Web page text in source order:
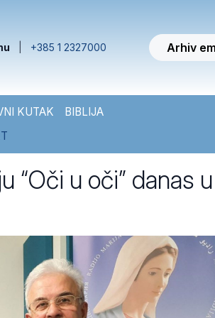
+385 1 2327000 Arhiv
KUTAK
BIBLIJA
“Oči u oči” danas u